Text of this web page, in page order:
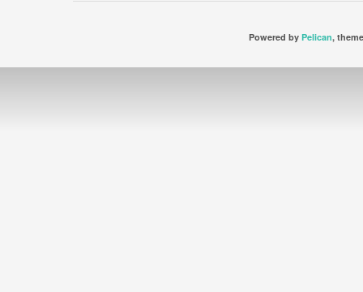
Powered by Pelican,